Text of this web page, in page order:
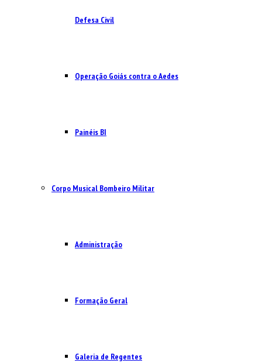
Defesa Civil
Operação Goiás contra o Aedes
Painéis BI
Corpo Musical Bombeiro Militar
Administração
Formação Geral
Galeria de Regentes